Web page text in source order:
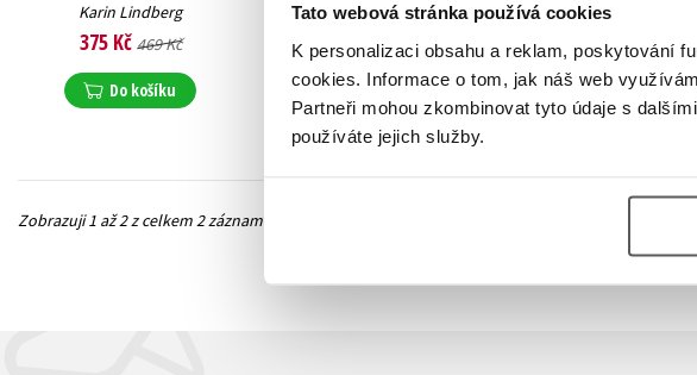
Tato webová stránka používá cookies
K personalizaci obsahu a reklam, poskytování
cookies. Informace o tom, jak náš web
Partneři mohou zkombinovat tyto údaje s
používáte jejich služby.
Karin Lindberg
375 Kč 469 Kč
Do košíku
Karin Lindberg
319 Kč399 Kč
Do košíku
Zobrazuji 1 až 2 z celkem 2 záznamů